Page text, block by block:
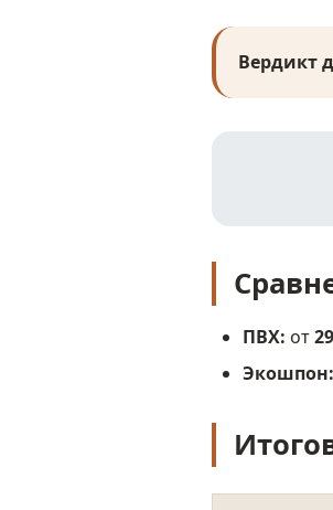
Вердикт
ПВХ: от
Экошпон: